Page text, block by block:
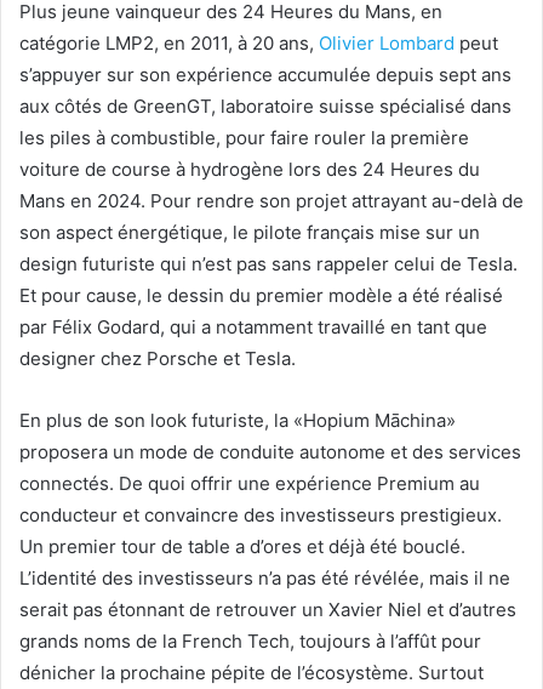
Plus jeune vainqueur des 24 Heures du Mans, en
catégorie LMP2, en 2011, à 20 ans, Olivier Lombard peut
s’appuyer sur son expérience accumulée depuis sept ans
aux côtés de GreenGT, laboratoire suisse spécialisé dans
les piles à combustible, pour faire rouler la première
voiture de course à hydrogène lors des 24 Heures du
Mans en 2024. Pour rendre son projet attrayant au-delà de
son aspect énergétique, le pilote français mise sur un
design futuriste qui n’est pas sans rappeler celui de Tesla.
Et pour cause, le dessin du premier modèle a été réalisé
par Félix Godard, qui a notamment travaillé en tant que
designer chez Porsche et Tesla.
En plus de son look futuriste, la «Hopium Māchina»
proposera un mode de conduite autonome et des services
connectés. De quoi offrir une expérience Premium au
conducteur et convaincre des investisseurs prestigieux.
Un premier tour de table a d’ores et déjà été bouclé.
L’identité des investisseurs n’a pas été révélée, mais il ne
serait pas étonnant de retrouver un Xavier Niel et d’autres
grands noms de la French Tech, toujours à l’affût pour
dénicher la prochaine pépite de l’écosystème. Surtout